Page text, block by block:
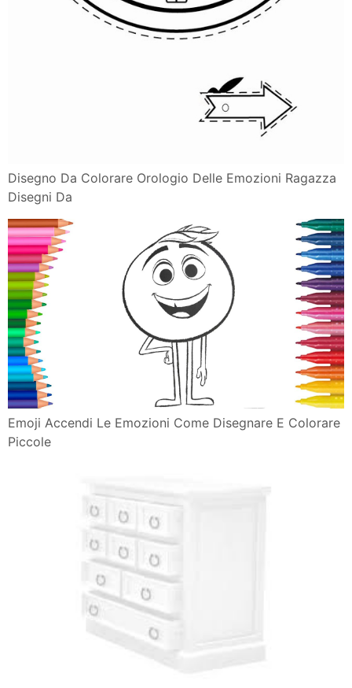
Disegno Da Colorare Orologio Delle Emozioni Ragazza
Disegni Da
Emoji Accendi Le Emozioni Come Disegnare E Colorare
Piccole